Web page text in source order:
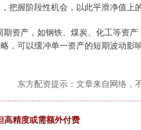
握阶段性机会，以此平滑净值上的
资产，如钢铁、煤炭、化工等资产
，可以缓冲单一资产的短期波动影
东方配资提示：文章来自网络，
高精度或需额外付费